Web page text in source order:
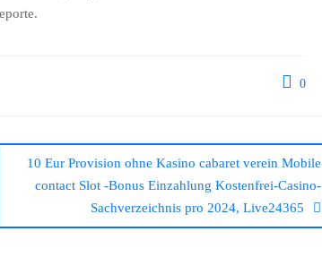
0
10 Eur Provision ohne Kasino cabaret verein Mobile
contact Slot -Bonus Einzahlung Kostenfrei-Casino-
Sachverzeichnis pro 2024, Live24365